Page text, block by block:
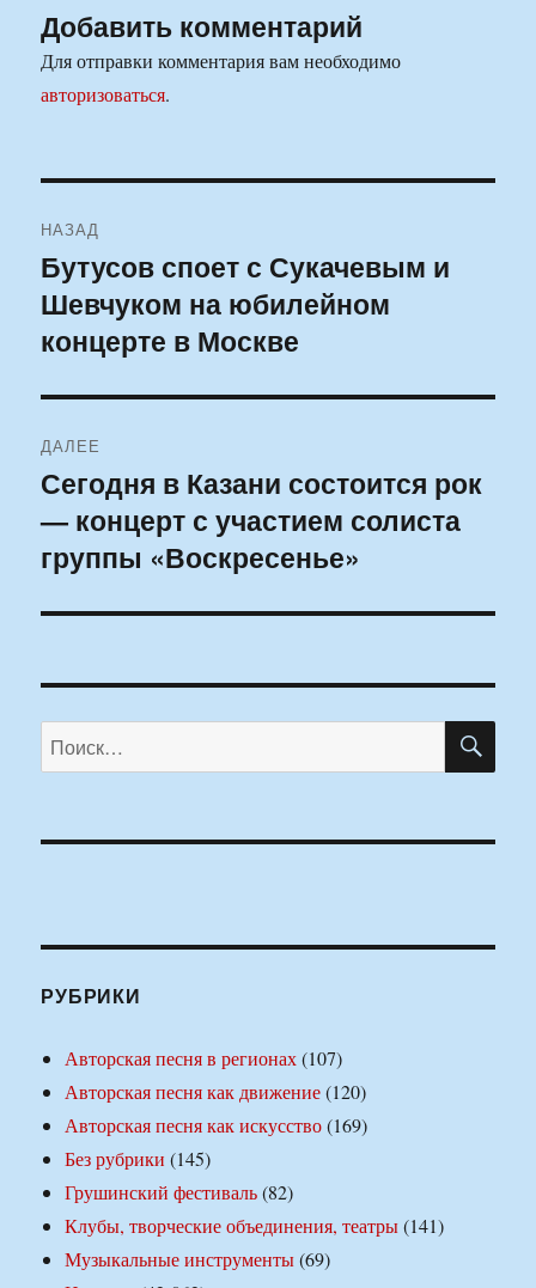
Добавить комментарий
Для отправки комментария вам необходимо
авторизоваться.
по
записям
НАЗАД
Предыдущая
запись:
Бутусов споет с Сукачевым и
Шевчуком на юбилейном
концерте в Москве
ДАЛЕЕ
Следующая
запись:
Сегодня в Казани состоится рок
— концерт с участием солиста
группы «Воскресенье»
Искать:
РУБРИКИ
Авторская песня в регионах(107)
Авторская песня как движение(120)
Авторская песня как искусство(169)
Без рубрики (145)
Грушинский фестиваль(82)
Клубы, творческие объединения, театры(141)
Музыкальные инструменты(69)